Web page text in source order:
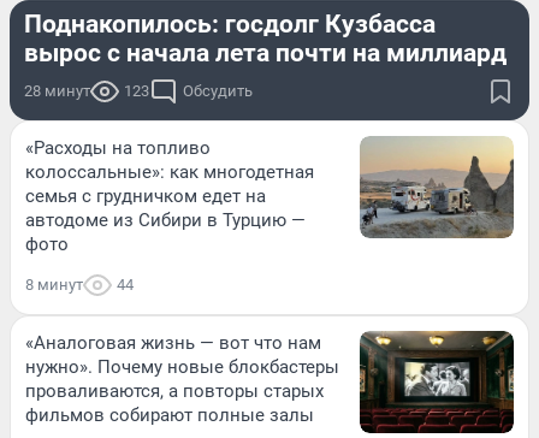
Поднакопилось: госдолг Кузбасса
вырос с начала лета почти на миллиард
28 минут 123 Обсудить
«Расходы на топливо
колоссальные»: как многодетная
семья с грудничком едет на
автодоме из Сибири в Турцию —
фото
8 минут 44
«Аналоговая жизнь — вот что нам
нужно». Почему новые блокбастеры
проваливаются, а повторы старых
фильмов собирают полные залы